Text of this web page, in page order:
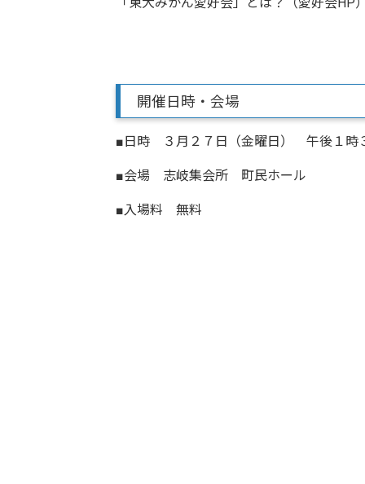
開催日時・会場
■日時 ３月２７日（金曜日） 午後１時
■会場 志岐集会所 町民ホール
■入場料 無料